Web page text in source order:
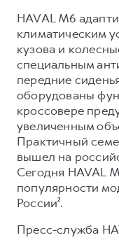
HAVAL M6
климатическим
кузова и
специальным
передние
оборудованы
кроссовере
увеличенным
Практичный
вышел на
Сегодня HAVAL
популярности
России².
Пресс-служба